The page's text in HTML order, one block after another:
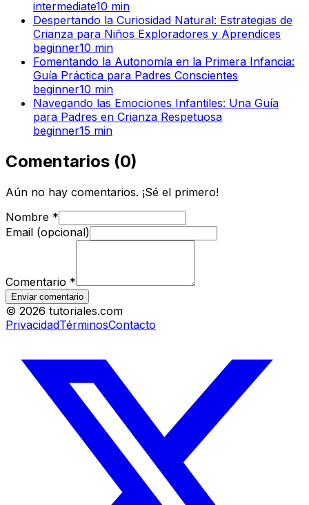
intermediate10 min
Despertando la Curiosidad Natural: Estrategias de
Crianza para Niños Exploradores y Aprendices
beginner10 min
Fomentando la Autonomía en la Primera Infancia:
Guía Práctica para Padres Conscientes
beginner10 min
Navegando las Emociones Infantiles: Una Guía
para Padres en Crianza Respetuosa
beginner15 min
Comentarios (0)
Aún no hay comentarios. ¡Sé el primero!
Nombre *
Email (opcional)
Comentario *
Enviar comentario
© 2026 tutoriales.com
PrivacidadTérminosContacto